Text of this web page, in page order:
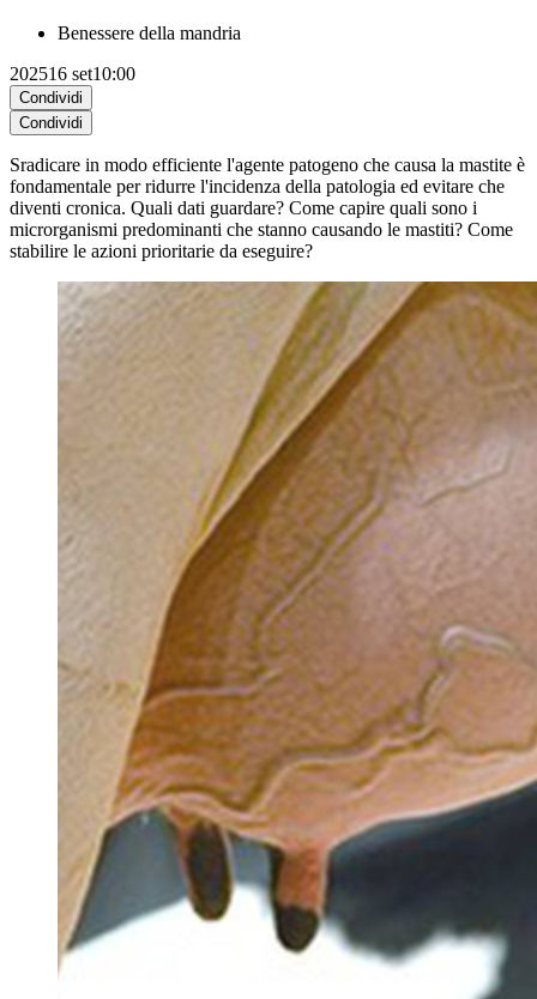
Benessere della mandria
202516 set10:00
Condividi
Condividi
Sradicare in modo efficiente l'agente patogeno che causa la mastite è
fondamentale per ridurre l'incidenza della patologia ed evitare che
diventi cronica. Quali dati guardare? Come capire quali sono i
microrganismi predominanti che stanno causando le mastiti? Come
stabilire le azioni prioritarie da eseguire?